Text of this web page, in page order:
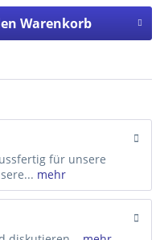
Warenkorb
für unsere
mehr